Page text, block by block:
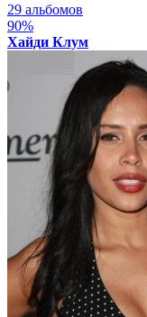
29 альбомов
90%
Хайди Клум